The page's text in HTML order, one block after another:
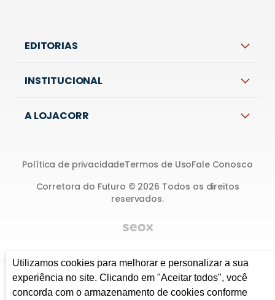
Utilizamos cookies para melhorar e personalizar a sua
experiência no site. Clicando em "Aceitar todos", você
concorda com o armazenamento de cookies conforme